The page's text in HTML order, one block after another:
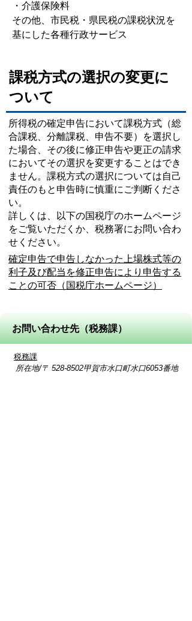
・介護保険料
その他、市民税・県民税の課税状況を
基にした各種行政サービス
課税方式の選択の変更に
ついて
所得税の確定申告において課税方式（総
合課税、分離課税、申告不要）を選択し
た場合、その後に修正申告や更正の請求
においてその選択を変更することはでき
ません。課税方式の選択については自己
責任のもと申告時に慎重にご判断くださ
い。
詳しくは、以下の国税庁のホームページ
をご覧いただくか、税務署にお問い合わ
せください。
確定申告で申告しなかった上場株式等の
利子及び配当を修正申告により申告する
ことの可否（国税庁ホームページ）
お問い合わせ先（税務課）
税務課
所在地/〒 528-8502甲賀市水口町水口6053番地